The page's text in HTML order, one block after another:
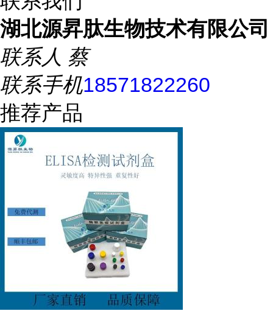
湖北源昇肽生物技术有限公司
联系人 蔡
联系手机18571822260
推荐产品